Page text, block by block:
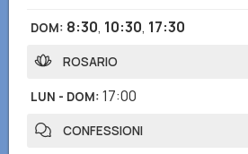
DOM: 8:30, 10:30, 17:30
ROSARIO
LUN - DOM: 17:00
CONFESSIONI